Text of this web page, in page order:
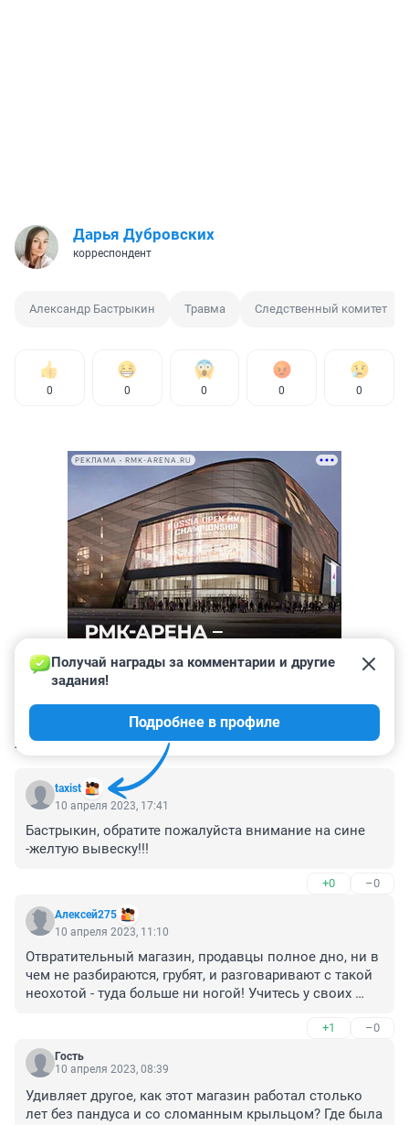
Дарья Дубровских
корреспондент
Александр Бастрыкин Травма Следственный комитет
0 0 0 0 0
РЕКЛАМА • RMK-ARENA.RU
КОММЕНТАРИИ 71
taxist
Получай награды за комментарии и другие
задания!
Подробнее в профиле
10 апреля 2023, 17:41
Бастрыкин, обратите пожалуйста внимание на сине
-желтую вывеску!!!
+0 –0
Алексей275
10 апреля 2023, 11:10
Отвратительный магазин, продавцы полное дно, ни в
чем не разбираются, грубят, и разговаривают с такой
неохотой - туда больше ни ногой! Учитесь у своих
Как велосипедист с 20-ти летним стажем знаю все
магазины города, но такого днища как филиал на
Воровского ни кому не посоветую!!!
+1 –0
Гость
10 апреля 2023, 08:39
Удивляет другое, как этот магазин работал столько
лет без пандуса и со сломанным крыльцом? Где была